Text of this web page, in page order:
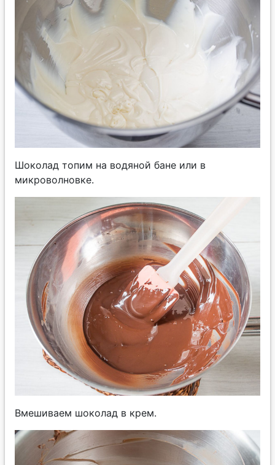
Шоколад топим на водяной бане или в
микроволновке.
Вмешиваем шоколад в крем.